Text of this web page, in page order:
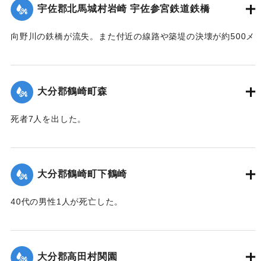
｜固有コード:
｜固有コード:
宇佐郡北馬城村岩崎 宇佐参宮鉄道鉄橋
向野川の鉄橋が流失。また付近の線路や築堤の決壊が約500メ
｜固有コード:
大分郡鶴崎町森
死者7人を出した。
｜固有コード:00481068
大分郡鶴崎町下鶴崎
40代の男性1人が死亡した。
｜固有コード:00481069
大分郡高田村関園